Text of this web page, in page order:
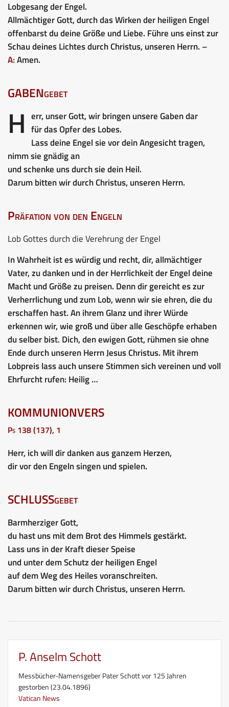
Lobgesang der Engel.
Allmächtiger Gott, durch das Wirken der heiligen Engel
offenbarst du deine Größe und Liebe. Führe uns einst zur
Schau deines Lichtes durch Christus, unseren Herrn. –
A:Amen.
GABENgebet
H err, unser Gott, wir bringen unsere Gaben dar
für das Opfer des Lobes.
Lass deine Engel sie vor dein Angesicht tragen,
nimm sie gnädig an
und schenke uns durch sie dein Heil.
Darum bitten wir durch Christus, unseren Herrn.
Präfation von den Engeln
Lob Gottes durch die Verehrung der Engel
In Wahrheit ist es würdig und recht, dir, allmächtiger
Vater, zu danken und in der Herrlichkeit der Engel deine
Macht und Größe zu preisen. Denn dir gereicht es zur
Verherrlichung und zum Lob, wenn wir sie ehren, die du
erschaffen hast. An ihrem Glanz und ihrer Würde
erkennen wir, wie groß und über alle Geschöpfe erhaben
du selber bist. Dich, den ewigen Gott, rühmen sie ohne
Ende durch unseren Herrn Jesus Christus. Mit ihrem
Lobpreis lass auch unsere Stimmen sich vereinen und voll
Ehrfurcht rufen: Heilig …
KOMMUNIONVERS
Ps 138 (137), 1
Herr, ich will dir danken aus ganzem Herzen,
dir vor den Engeln singen und spielen.
SCHLUSSgebet
Barmherziger Gott,
du hast uns mit dem Brot des Himmels gestärkt.
Lass uns in der Kraft dieser Speise
und unter dem Schutz der heiligen Engel
auf dem Weg des Heiles voranschreiten.
Darum bitten wir durch Christus, unseren Herrn.
P. Anselm Schott
Messbücher-Namensgeber Pater Schott vor 125 Jahren
gestorben (23.04.1896)
Vatican News